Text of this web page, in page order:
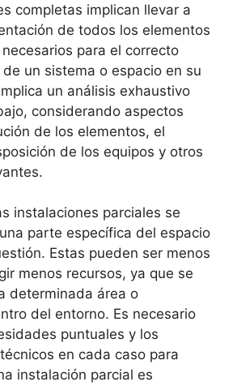
completas implican llevar a
de todos los elementos
para el correcto
un sistema o espacio en su
un análisis exhaustivo
considerando aspectos
de los elementos, el
de los equipos y otros
instalaciones parciales se
parte específica del espacio
Estas pueden ser menos
menos recursos, ya que se
determinada área o
del entorno. Es necesario
puntuales y los
en cada caso para
instalación parcial es